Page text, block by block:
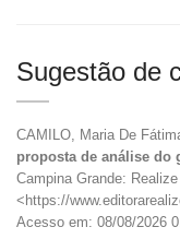
Sugestão de
CAMILO, Maria De
proposta de análise do
Campina Grande:
<https://
Acesso em: 08/08/2026